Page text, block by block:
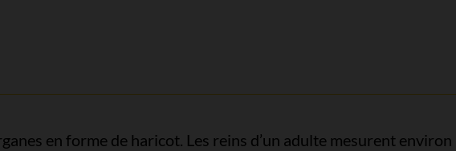
en forme de haricot. Les reins d’un adulte mesurent environ